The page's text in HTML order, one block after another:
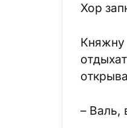
Хор
– Валь,